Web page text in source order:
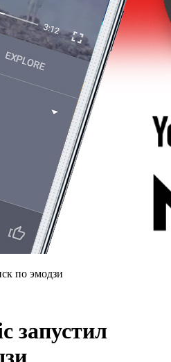
по эмодзи
запустил